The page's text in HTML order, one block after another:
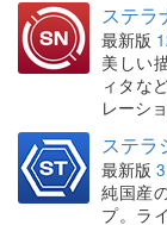
ステラ
最新版
美しい
ィタな
レーシ
ステラ
最新版
純国産
プ。ラ